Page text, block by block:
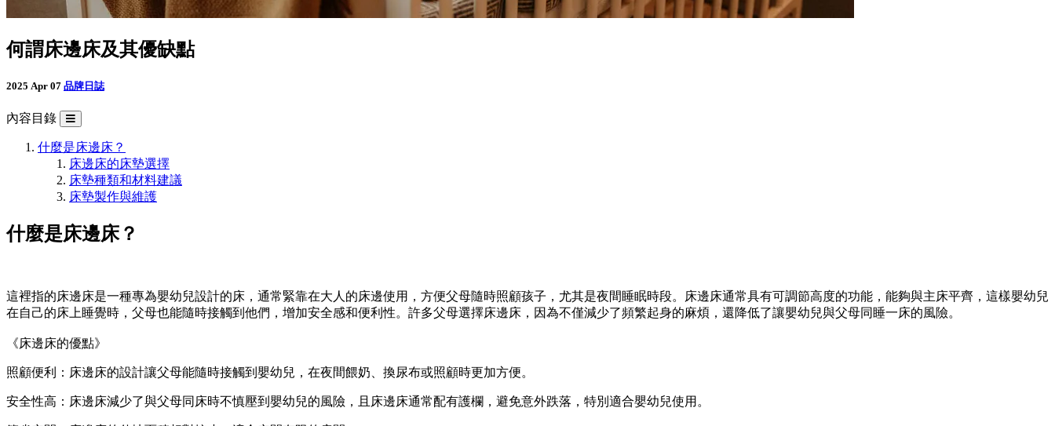
何謂床邊床及其優缺點
2025 Apr 07 品牌日誌
內容目錄
什麼是床邊床？
床邊床的床墊選擇
床墊種類和材料建議
床墊製作與維護
什麼是床邊床？
這裡指的床邊床是一種專為嬰幼兒設計的床，通常緊靠在大人的床邊使用，方便父母隨時照顧孩子，尤其是夜間睡眠時段。床邊床通常具有可調節高度的功能，能夠與主床平齊，這樣嬰幼兒
在自己的床上睡覺時，父母也能隨時接觸到他們，增加安全感和便利性。許多父母選擇床邊床，因為不僅減少了頻繁起身的麻煩，還降低了讓嬰幼兒與父母同睡一床的風險。
《床邊床的優點》
照顧便利：床邊床的設計讓父母能隨時接觸到嬰幼兒，在夜間餵奶、換尿布或照顧時更加方便。
安全性高：床邊床減少了與父母同床時不慎壓到嬰幼兒的風險，且床邊床通常配有護欄，避免意外跌落，特別適合嬰幼兒使用。